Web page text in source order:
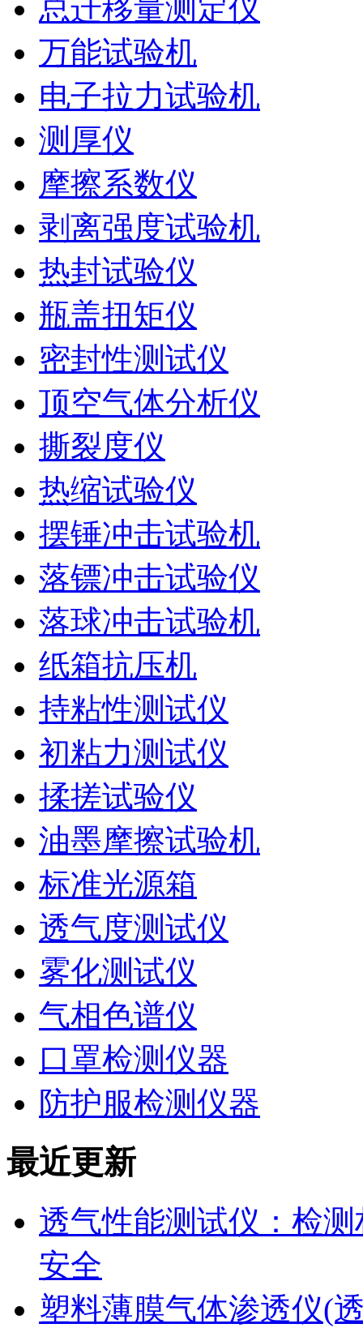
总迁移量测定仪
万能试验机
电子拉力试验机
测厚仪
摩擦系数仪
剥离强度试验机
热封试验仪
瓶盖扭矩仪
密封性测试仪
顶空气体分析仪
撕裂度仪
热缩试验仪
摆锤冲击试验机
落镖冲击试验仪
落球冲击试验机
纸箱抗压机
持粘性测试仪
初粘力测试仪
揉搓试验仪
油墨摩擦试验机
标准光源箱
透气度测试仪
雾化测试仪
气相色谱仪
口罩检测仪器
防护服检测仪器
最近更新
透气性能测试仪：检
安全
塑料薄膜气体渗透仪(